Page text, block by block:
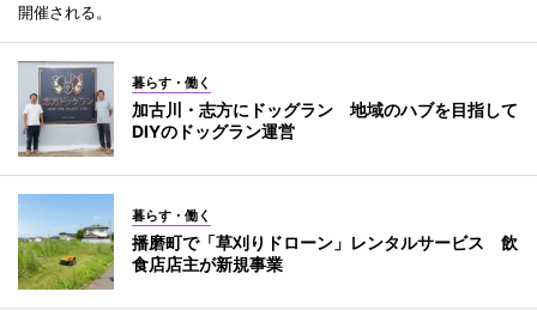
開催される。
暮らす・働く
加古川・志方にドッグラン 地域のハブを目指して
DIYのドッグラン運営
暮らす・働く
播磨町で「草刈りドローン」レンタルサービス 飲
食店店主が新規事業